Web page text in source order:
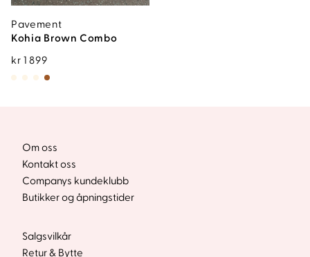
Pavement
Kohia Brown Combo
kr 1 899
Om oss
Kontakt oss
Companys kundeklubb
Butikker og åpningstider
Salgsvilkår
Retur & Bytte